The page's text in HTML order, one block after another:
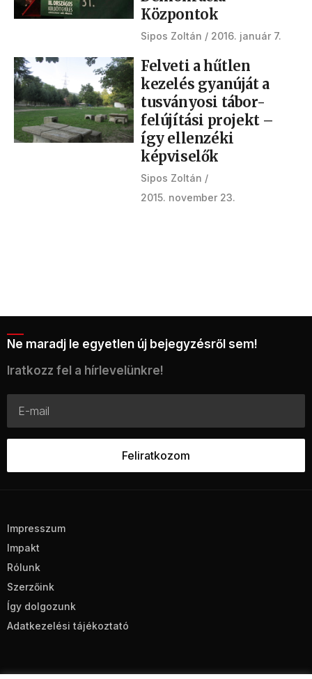
Központok
Sipos Zoltán 2016. január 7.
Felveti a hűtlen
kezelés gyanúját a
tusványosi tábor-
felújítási projekt –
így ellenzéki
képviselők
Sipos Zoltán
2015. november 23.
Ne maradj le egyetlen új bejegyzésről sem!
Iratkozz fel a hírlevelünkre!
Impresszum
Impakt
Rólunk
Szerzőink
Így dolgozunk
Adatkezelési tájékoztató